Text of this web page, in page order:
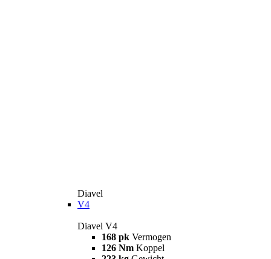
Diavel
V4
Diavel V4
168 pk Vermogen
126 Nm Koppel